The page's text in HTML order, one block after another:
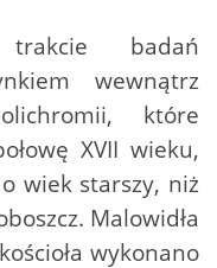
badań
wewnątrz
które
XVII wieku,
wiek starszy, niż
Malowidła
wykonano